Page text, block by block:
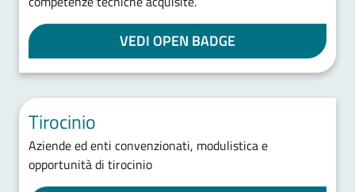
VEDI OPEN BADGE
Tirocinio
Aziende ed enti convenzionati, modulistica e
opportunità di tirocinio